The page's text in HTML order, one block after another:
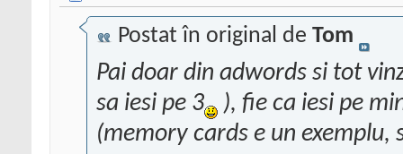
Postat în original de Tom
Pai doar din adwords si tot
sa iesi pe 3
), fie ca iesi pe
(memory cards e un exemplu,